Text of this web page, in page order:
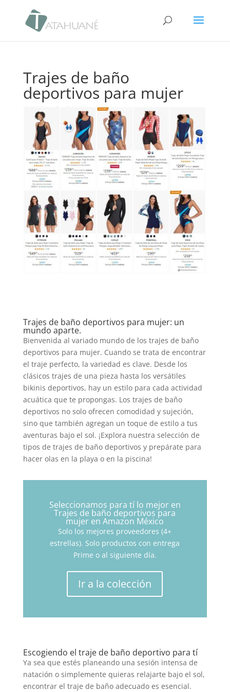
Trajes de baño
deportivos para mujer
Trajes de baño deportivos para mujer: un
mundo aparte.
Bienvenida al variado mundo de los trajes de baño
deportivos para mujer. Cuando se trata de encontrar
el traje perfecto, la variedad es clave. Desde los
clásicos trajes de una pieza hasta los versátiles
bikinis deportivos, hay un estilo para cada actividad
acuática que te propongas. Los trajes de baño
deportivos no solo ofrecen comodidad y sujeción,
sino que también agregan un toque de estilo a tus
aventuras bajo el sol. ¡Explora nuestra selección de
tipos de trajes de baño deportivos y prepárate para
hacer olas en la playa o en la piscina!
Seleccionamos para tí lo mejor en
Trajes de baño deportivos para
mujer en Amazon México
Solo los mejores proveedores (4+
estrellas). Solo productos con entrega
Prime o al siguiente día.
Ir a la colección
Escogiendo el traje de baño deportivo para tí
Ya sea que estés planeando una sesión intensa de
natación o simplemente quieras relajarte bajo el sol,
encontrar el traje de baño adecuado es esencial.